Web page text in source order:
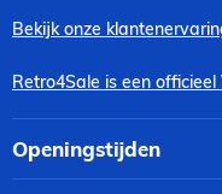
Bekijk onze
Retro4Sale is een
Openingstijden